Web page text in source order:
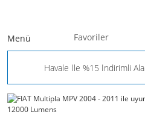
Menü Favoriler